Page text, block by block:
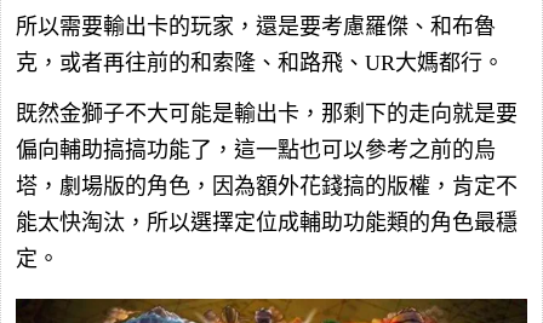
所以需要輸出卡的玩家，還是要考慮羅傑、和布魯
克，或者再往前的和索隆、和路飛、UR大媽都行。
既然金獅子不大可能是輸出卡，那剩下的走向就是要
偏向輔助搞搞功能了，這一點也可以參考之前的烏
塔，劇場版的角色，因為額外花錢搞的版權，肯定不
能太快淘汰，所以選擇定位成輔助功能類的角色最穩
定。